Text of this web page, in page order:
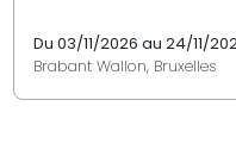
Du 03/11/2026 au 24/11/
Brabant Wallon, Bruxelles